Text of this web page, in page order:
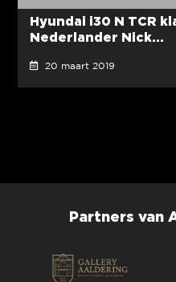
Hyundai i30 N TCR
Nederlander Nick...
20 maart 2019
Partners van